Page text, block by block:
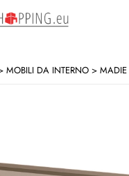
MOBILI DA INTERNO MADIE